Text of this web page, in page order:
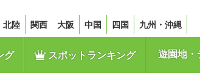
北陸 関西 大阪 中国 四国 九州・沖縄
グ スポットランキング 遊園地・